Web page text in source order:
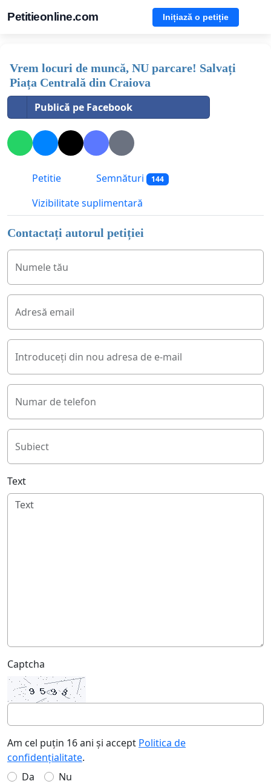
Petitieonline.com Inițiază o petiție
Vrem locuri de muncă, NU parcare! Salvați
Piața Centrală din Craiova
Publică pe Facebook
Petitie Semnături 144
Vizibilitate suplimentară
Contactați autorul petiției
Numele tău
Adresă email
Introduceți din nou adresa de e-mail
Numar de telefon
Subiect
Text
Captcha
Am cel puțin 16 ani și accept Politica de
confidențialitate.
Da
Nu